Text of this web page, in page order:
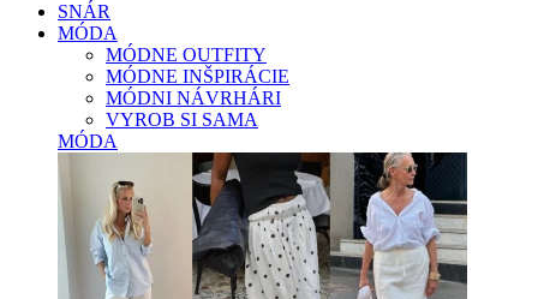
SNÁR
MÓDA
MÓDNE OUTFITY
MÓDNE INŠPIRÁCIE
MÓDNI NÁVRHÁRI
VYROB SI SAMA
MÓDA